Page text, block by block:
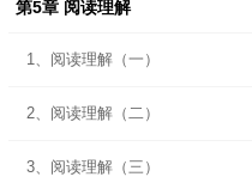
第5章 阅读理解
1、阅读理解（一）
2、阅读理解（二）
3、阅读理解（三）